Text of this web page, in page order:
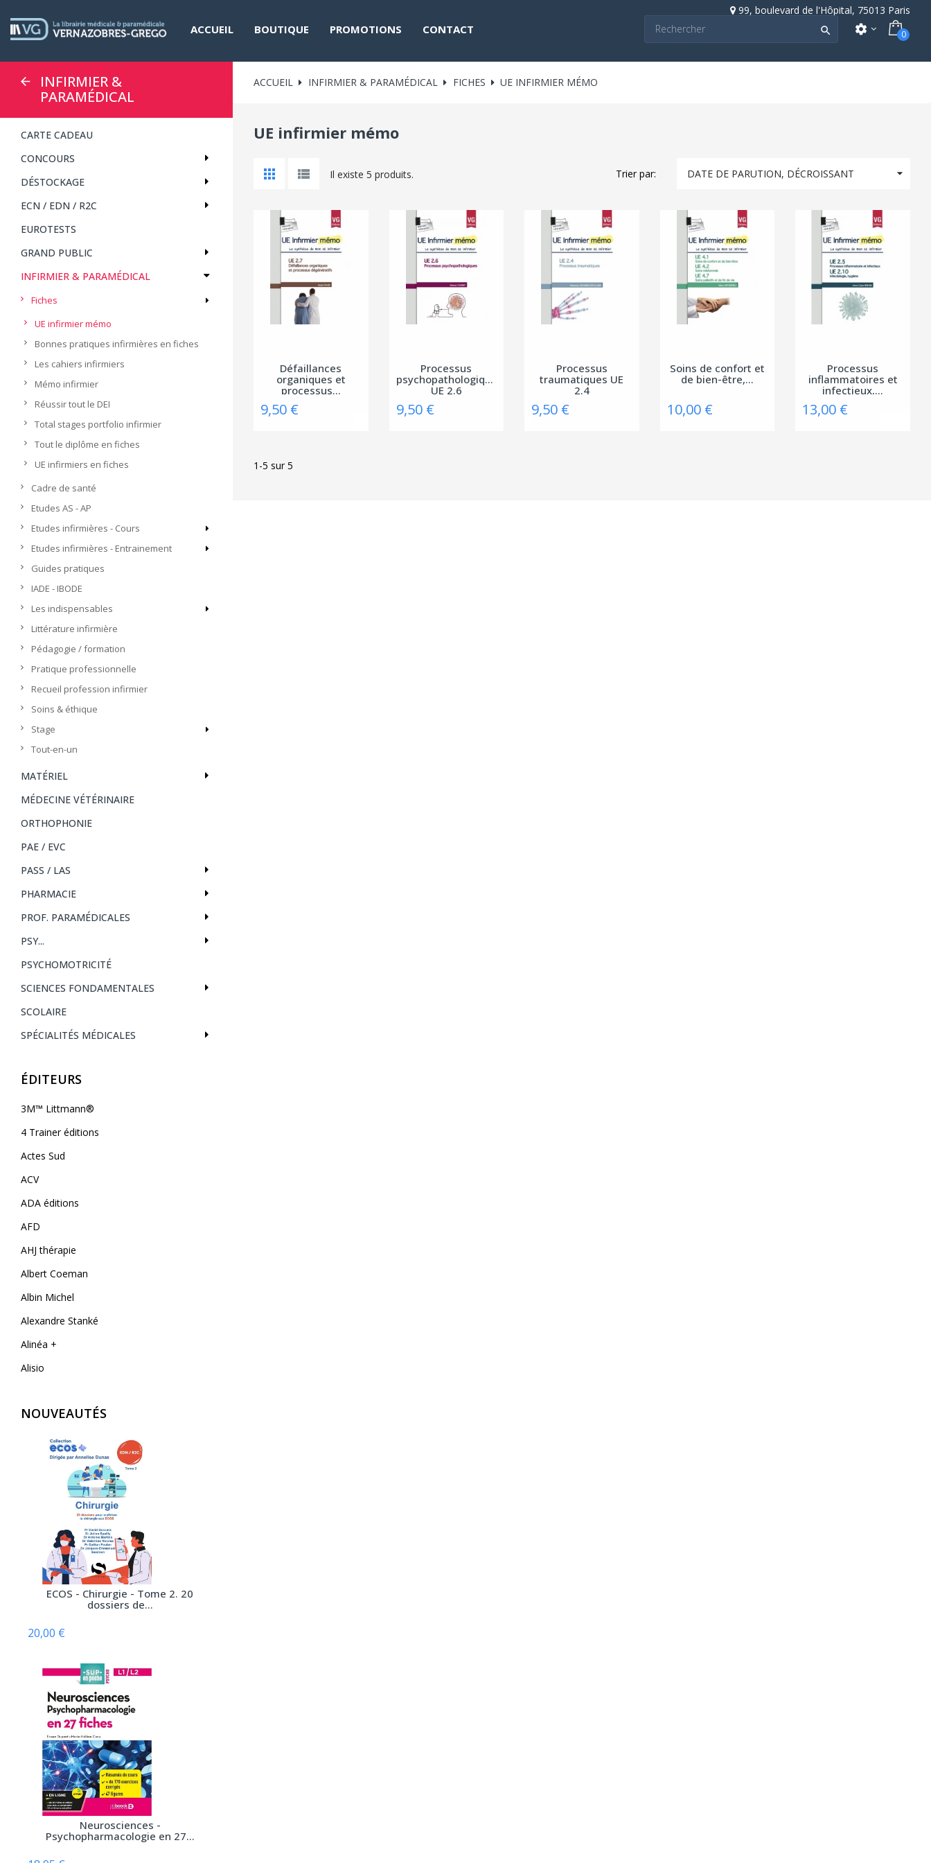
99, boulevard de l'Hôpital, 75013 Paris
ACCUEIL BOUTIQUE PROMOTIONS CONTACT  settings 0
INFIRMIER &
PARAMÉDICAL
CARTE CADEAU
CONCOURS
DÉSTOCKAGE
ECN / EDN / R2C
EUROTESTS
GRAND PUBLIC
INFIRMIER & PARAMÉDICAL
Fiches
UE infirmier mémo
Bonnes pratiques infirmières en fiches
Les cahiers infirmiers
Mémo infirmier
Réussir tout le DEI
Total stages portfolio infirmier
Tout le diplôme en fiches
UE infirmiers en fiches
Cadre de santé
Etudes AS - AP
Etudes infirmières - Cours
Etudes infirmières - Entrainement
Guides pratiques
IADE - IBODE
Les indispensables
Littérature infirmière
Pédagogie / formation
Pratique professionnelle
Recueil profession infirmier
Soins & éthique
Stage
Tout-en-un
MATÉRIEL
MÉDECINE VÉTÉRINAIRE
ORTHOPHONIE
PAE / EVC
PASS / LAS
PHARMACIE
PROF. PARAMÉDICALES
PSY...
PSYCHOMOTRICITÉ
SCIENCES FONDAMENTALES
SCOLAIRE
SPÉCIALITÉS MÉDICALES
ÉDITEURS
3M™ Littmann®
4 Trainer éditions
Actes Sud
ACV
ADA éditions
AFD
AHJ thérapie
Albert Coeman
Albin Michel
Alexandre Stanké
Alinéa +
Alisio
Allary éditions
Alpha Pict
Alphil éditions
Anfortas
Anthemis
Apogée
Arènes (Editions Les)
Armand Colin
Atlande
Balland
Bayard Jeunesse
BD PSY
Belin
Béliveau
Belles lettres
NOUVEAUTÉS
ECOS - Chirurgie - Tome 2. 20
dossiers de...
20,00 €
Neurosciences -
Psychopharmacologie en 27...
ACCUEIL INFIRMIER & PARAMÉDICAL FICHES UE INFIRMIER MÉMO
UE infirmier mémo
Il existe 5 produits. Trier par: DATE DE PARUTION, DÉCROISSANT 
Défaillances
organiques et
processus...
9,50 €
Processus
psychopathologiques
UE 2.6
9,50 €
Processus
traumatiques UE
2.4
9,50 €
Soins de confort et
de bien-être,...
10,00 €
Processus
inflammatoires et
infectieux,...
13,00 €
1-5 sur 5